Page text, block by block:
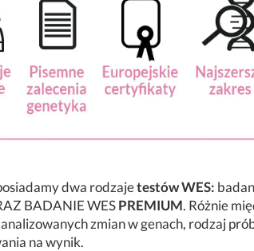
dwa rodzajetestów WES:
BADANIE WESPREMIUM. Różnie
zmian w genach, rodzaj
na wynik.